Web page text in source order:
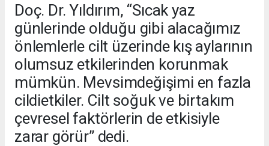
Doç. Dr. Yıldırım, “Sıcak yaz
günlerinde olduğu gibi alacağımız
önlemlerle cilt üzerinde kış aylarının
olumsuz etkilerinden korunmak
mümkün. Mevsimdeğişimi en fazla
cildietkiler. Cilt soğuk ve birtakım
çevresel faktörlerin de etkisiyle
zarar görür” dedi.